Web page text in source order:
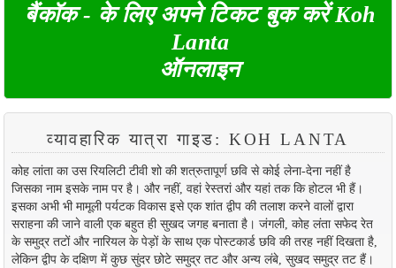
बैंकॉक - के लिए अपने टिकट बुक करें Koh
Lanta
ऑनलाइन
व्यावहारिक यात्रा गाइड: KOH LANTA
कोह लांता का उस रियलिटी टीवी शो की शत्रुतापूर्ण छवि से कोई लेना-देना नहीं है
जिसका नाम इसके नाम पर है। और नहीं, वहां रेस्तरां और यहां तक ​​कि होटल भी हैं।
इसका अभी भी मामूली पर्यटक विकास इसे एक शांत द्वीप की तलाश करने वालों द्वारा
सराहना की जाने वाली एक बहुत ही सुखद जगह बनाता है। जंगली, कोह लंता सफेद रेत
के समुद्र तटों और नारियल के पेड़ों के साथ एक पोस्टकार्ड छवि की तरह नहीं दिखता है,
लेकिन द्वीप के दक्षिण में कुछ सुंदर छोटे समुद्र तट और अन्य लंबे, सुखद समुद्र तट हैं।